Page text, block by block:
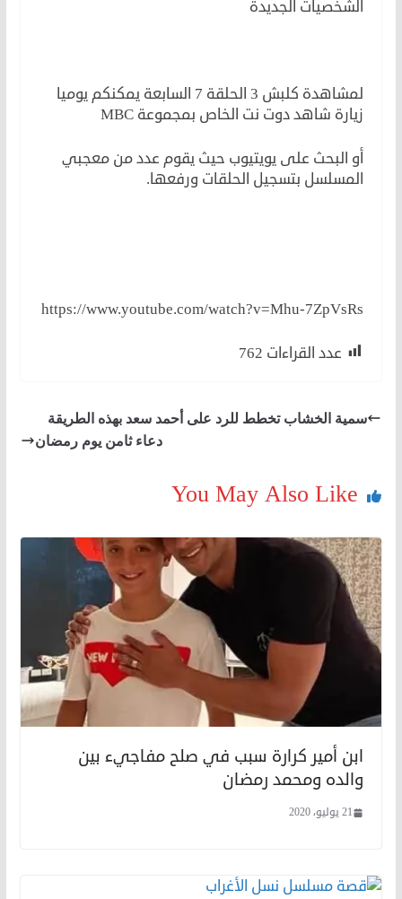
الشخصيات الجديدة
لمشاهدة كلبش 3 الحلقة 7 السابعة يمكنكم يوميا
زيارة شاهد دوت نت الخاص بمجموعة MBC
أو البحث على يويتيوب حيث يقوم عدد من معجبي
المسلسل بتسجيل الحلقات ورفعها.
https://www.youtube.com/watch?v=Mhu-7ZpVsRs
عدد القراءات 762
سمية الخشاب تخطط للرد على أحمد سعد بهذه الطريقة
دعاء ثامن يوم رمضان
You May Also Like
ابن أمير كرارة سبب في صلح مفاجيء بين
والده ومحمد رمضان
21 يوليو، 2020